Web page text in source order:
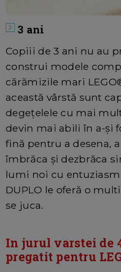
3 ani
Copiii de 3 ani nu au
construi modele
cărămizile mari
această vârstă sunt
degețelele cu mai
devin mai abili în a-și
fină pentru a desena,
îmbrăca și dezbrăca
lumi noi cu entuziasm
DUPLO le oferă o
se juca.
In jurul varstei de
pregatit pentru